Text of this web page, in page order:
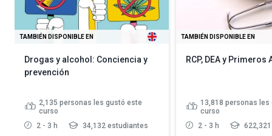
TAMBIÉN DISPONIBLE EN
Drogas y alcohol: Conciencia y
prevención
2,135 personas les gustó este
curso
2 - 3 h
34,132 estudiantes
TAMBIÉN DISPONIBLE EN
RCP, DEA y Primeros
13,818 personas les
curso
2 - 3 h